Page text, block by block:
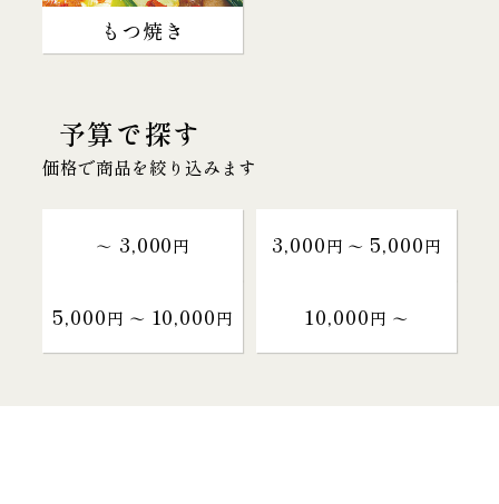
もつ焼き
予算で探す
価格で商品を絞り込みます
～ 3,000円 3,000円 〜 5,000円
5,000円 〜 10,000円 10,000円 〜